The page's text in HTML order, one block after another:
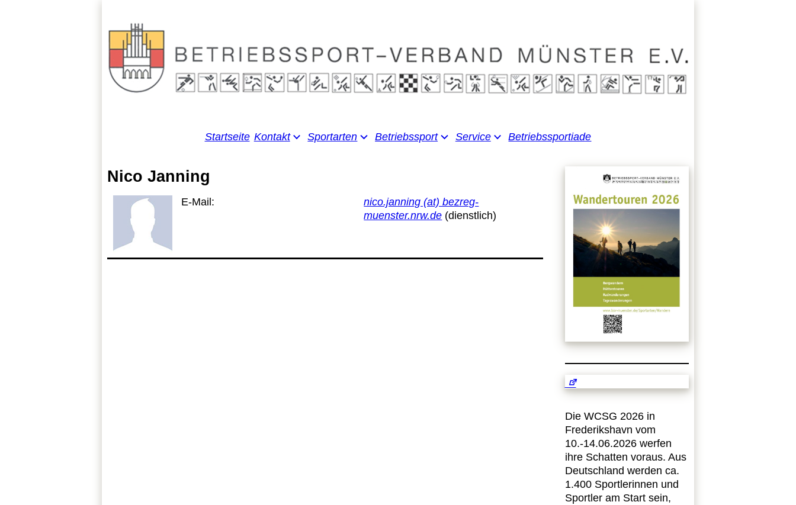
Startseite Kontakt Sportarten Betriebssport Service Betriebssportiade
Nico Janning
E-Mail:
nico.janning (at) bezreg-
muenster.nrw.de
Die WCSG 2026 in
Frederikshavn vom
10.-14.06.2026 werfen
ihre Schatten voraus. Aus
Deutschland werden ca.
1.400 Sportlerinnen und
Sportler am Start sein,